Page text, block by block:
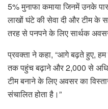
5% मुनाफा कमाया जिनमें उनके
लाखों घंटे की सेवा दी और टीम के
तरह से पनपने के लिए सार्थक
प्रवक्ता ने कहा, “आगे बढ़ते हुए, हम
तक पहुंच बढ़ाने और 2,000 से
टीम बनाने के लिए अवसर का
संचालित होता है।”